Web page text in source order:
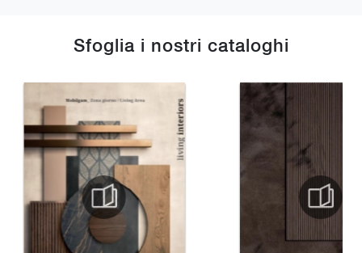
Sfoglia i nostri cataloghi